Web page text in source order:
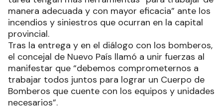
manera adecuada y con mayor eficacia” ante los
incendios y siniestros que ocurran en la capital
provincial.
Tras la entrega y en el diálogo con los bomberos,
el concejal de Nuevo País llamó a unir fuerzas al
manifestar que “debemos comprometernos a
trabajar todos juntos para lograr un Cuerpo de
Bomberos que cuente con los equipos y unidades
necesarios”.